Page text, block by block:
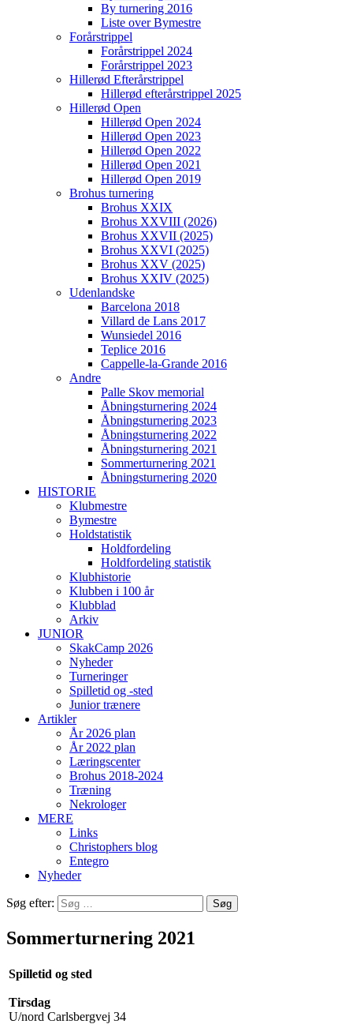
By turnering 2016
Liste over Bymestre
Forårstrippel
Forårstrippel 2024
Forårstrippel 2023
Hillerød Efterårstrippel
Hillerød efterårstrippel 2025
Hillerød Open
Hillerød Open 2024
Hillerød Open 2023
Hillerød Open 2022
Hillerød Open 2021
Hillerød Open 2019
Brohus turnering
Brohus XXIX
Brohus XXVIII (2026)
Brohus XXVII (2025)
Brohus XXVI (2025)
Brohus XXV (2025)
Brohus XXIV (2025)
Udenlandske
Barcelona 2018
Villard de Lans 2017
Wunsiedel 2016
Teplice 2016
Cappelle-la-Grande 2016
Andre
Palle Skov memorial
Åbningsturnering 2024
Åbningsturnering 2023
Åbningsturnering 2022
Åbningsturnering 2021
Sommerturnering 2021
Åbningsturnering 2020
HISTORIE
Klubmestre
Bymestre
Holdstatistik
Holdfordeling
Holdfordeling statistik
Klubhistorie
Klubben i 100 år
Klubblad
Arkiv
JUNIOR
SkakCamp 2026
Nyheder
Turneringer
Spilletid og -sted
Junior trænere
Artikler
År 2026 plan
År 2022 plan
Læringscenter
Brohus 2018-2024
Træning
Nekrologer
MERE
Links
Christophers blog
Entegro
Nyheder
Søg efter:
Sommerturnering 2021
Spilletid og sted
Tirsdag
U/nord Carlsbergvej 34